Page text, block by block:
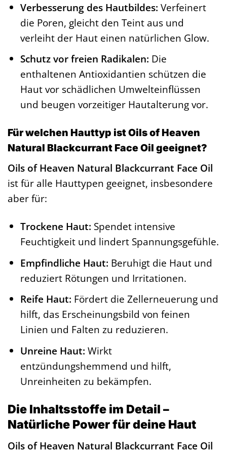
Verbesserung des Hautbildes: Verfeinert
die Poren, gleicht den Teint aus und
verleiht der Haut einen natürlichen Glow.
Schutz vor freien Radikalen: Die
enthaltenen Antioxidantien schützen die
Haut vor schädlichen Umwelteinflüssen
und beugen vorzeitiger Hautalterung vor.
Für welchen Hauttyp ist Oils of Heaven
Natural Blackcurrant Face Oil geeignet?
Oils of Heaven Natural Blackcurrant Face Oil
ist für alle Hauttypen geeignet, insbesondere
aber für:
Trockene Haut: Spendet intensive
Feuchtigkeit und lindert Spannungsgefühle.
Empfindliche Haut: Beruhigt die Haut und
reduziert Rötungen und Irritationen.
Reife Haut: Fördert die Zellerneuerung und
hilft, das Erscheinungsbild von feinen
Linien und Falten zu reduzieren.
Unreine Haut: Wirkt
entzündungshemmend und hilft,
Unreinheiten zu bekämpfen.
Die Inhaltsstoffe im Detail –
Natürliche Power für deine Haut
Oils of Heaven Natural Blackcurrant Face Oil